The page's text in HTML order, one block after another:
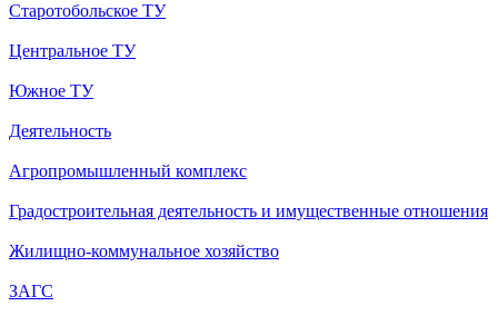
Старотобольское ТУ
Центральное ТУ
Южное ТУ
Деятельность
Агропромышленный комплекс
Градостроительная деятельность и имущественные отношения
Жилищно-коммунальное хозяйство
ЗАГС